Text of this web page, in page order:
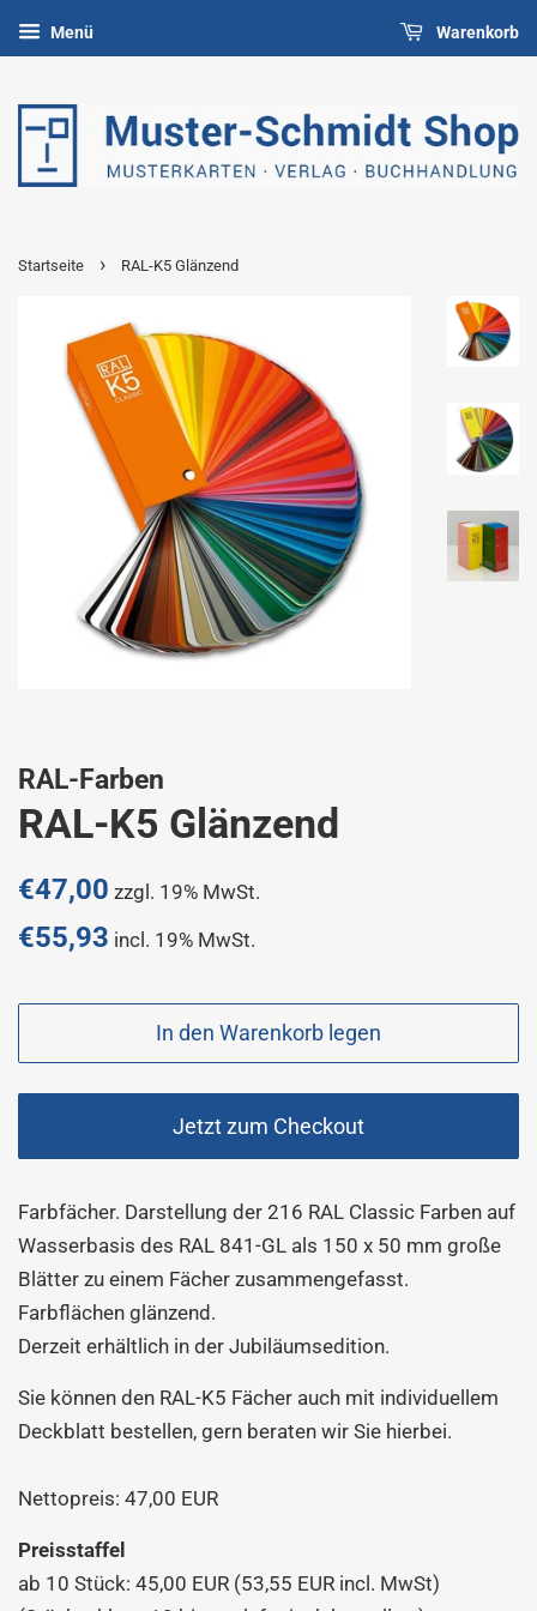
Menü Warenkorb
Startseite › RAL-K5 Glänzend
RAL-Farben
RAL-K5 Glänzend
Normaler
€47,00 zzgl. 19% MwSt.
€55,93 incl. 19% MwSt.
In den Warenkorb legen
Jetzt zum Checkout
Farbfächer. Darstellung der 216 RAL Classic Farben auf
Wasserbasis des RAL 841-GL als 150 x 50 mm große
Blätter zu einem Fächer zusammengefasst.
Farbflächen glänzend.
Derzeit erhältlich in der Jubiläumsedition.
Sie können den RAL-K5 Fächer auch mit individuellem
Deckblatt bestellen, gern beraten wir Sie hierbei.
Nettopreis: 47,00 EUR
Preisstaffel
ab 10 Stück: 45,00 EUR (53,55 EUR incl. MwSt)